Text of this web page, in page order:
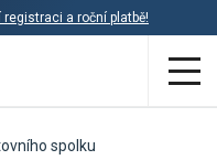
registraci a roční platbě!
spolku